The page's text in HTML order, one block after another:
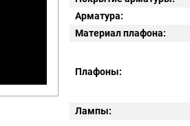
Арматура:
Материал плафона:
Плафоны:
Лампы: